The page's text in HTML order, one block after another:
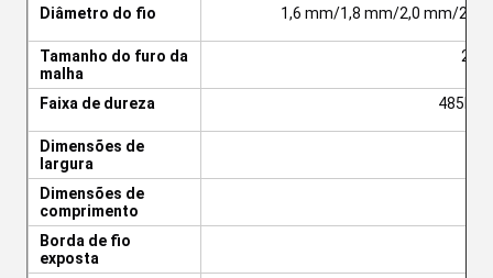
Diâmetro do fio 1,6 mm/1,8 mm/2,0 mm/2,2
Tamanho do furo da
malha
Faixa de dureza 485N/
Dimensões de
largura
Dimensões de
comprimento
Borda de fio
exposta